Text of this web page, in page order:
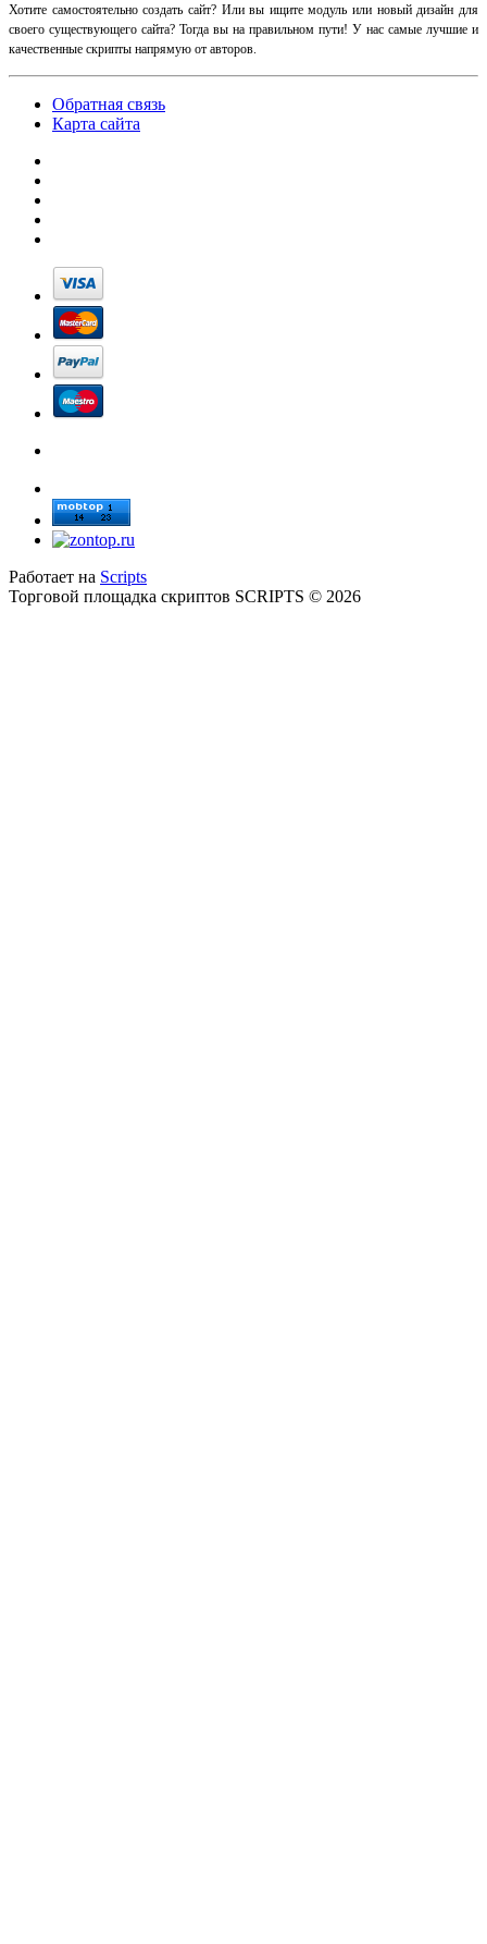
Хотите самостоятельно создать сайт? Или вы ищите модуль или новый дизайн для
своего существующего сайта? Тогда вы на правильном пути! У нас самые лучшие и
качественные скрипты напрямую от авторов.
Обратная связь
Карта сайта
Работает на Scripts
Торговой площадка скриптов SCRIPTS © 2026